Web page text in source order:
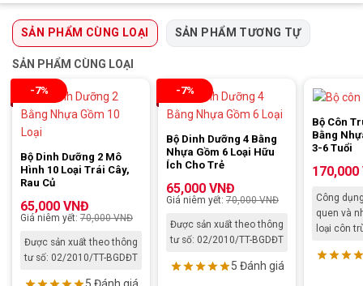
SẢN PHẨM CÙNG LOẠI SẢN PHẨM TƯƠNG TỰ
SẢN PHẨM CÙNG LOẠI
-7%
Bộ Dinh Dưỡng 2 Mô
Hình 10 Loại Trái Cây,
Rau Củ
65,000 VNĐ
Giá niêm yết: 70,000VNĐ
Được sản xuất theo thông
tư số: 02/2010/TT-BGDĐT
-7%
Bộ Dinh Dưỡng 4 Bằng
Nhựa Gồm 6 Loại Hữu
Ích Cho Trẻ
5 Đánh giá
65,000 VNĐ
Giá niêm yết: 70,000VNĐ
Được sản xuất theo thông
tư số: 02/2010/TT-BGDĐT
Bộ Côn
Bằng
3-6 Tuổi
170,000
Công
quen và
loại côn